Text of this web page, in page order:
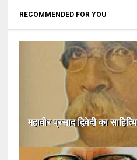
RECOMMENDED FOR YOU
महावीर प्रसाद द्विवेदी का